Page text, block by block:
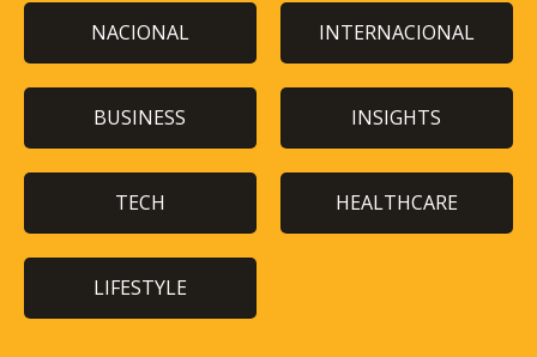
NACIONAL INTERNACIONAL
BUSINESS INSIGHTS
TECH HEALTHCARE
LIFESTYLE